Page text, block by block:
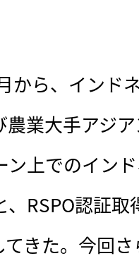
ら、 インド
農業大手アジ
ン上でのイン
RSPO認証
てきた。今回